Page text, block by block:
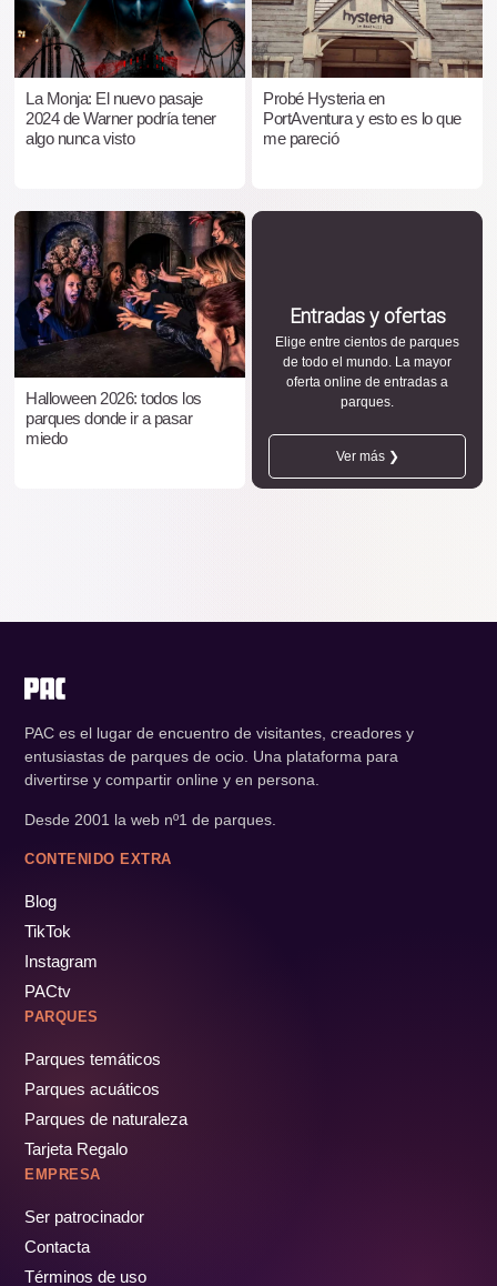
La Monja: El nuevo pasaje
2024 de Warner podría tener
algo nunca visto
Probé Hysteria en
PortAventura y esto es lo que
me pareció
Halloween 2026: todos los
parques donde ir a pasar
miedo
Entradas y ofertas
Elige entre cientos de parques
de todo el mundo. La mayor
oferta online de entradas a
parques.
Ver más ❯
PAC es el lugar de encuentro de visitantes, creadores y
entusiastas de parques de ocio. Una plataforma para
divertirse y compartir online y en persona.
Desde 2001 la web nº1 de parques.
CONTENIDO EXTRA
Blog
TikTok
Instagram
PACtv
PARQUES
Parques temáticos
Parques acuáticos
Parques de naturaleza
Tarjeta Regalo
EMPRESA
Ser patrocinador
Contacta
Términos de uso